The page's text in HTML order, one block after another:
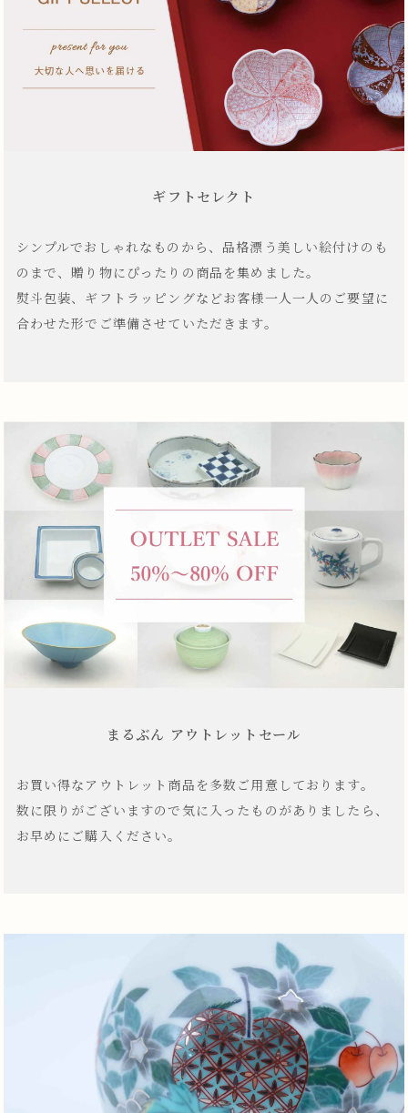
ギフトセレクト
シンプルでおしゃれなものから、品格漂う美しい絵付けのも
のまで、贈り物にぴったりの商品を集めました。
熨斗包装、ギフトラッピングなどお客様一人一人のご要望に
合わせた形でご準備させていただきます。
まるぶん アウトレットセール
お買い得なアウトレット商品を多数ご用意しております。
数に限りがございますので気に入ったものがありましたら、
お早めにご購入ください。